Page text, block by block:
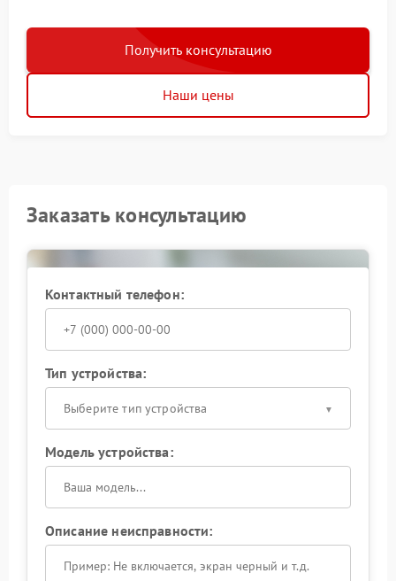
Получить консультацию
Наши цены
Заказать консультацию
Контактный телефон:
Тип устройства:
Выберите тип устройства
Модель устройства:
Описание неисправности: